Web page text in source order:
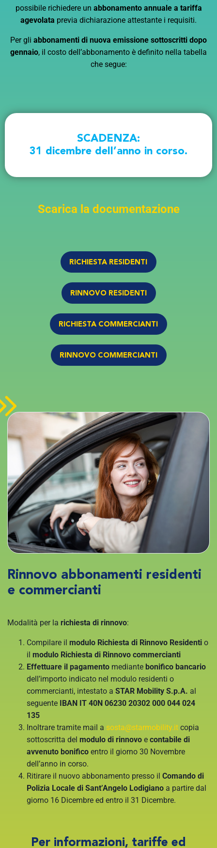
possibile richiedere un abbonamento annuale a tariffa
agevolata previa dichiarazione attestante i requisiti.
Per gli abbonamenti di nuova emissione sottoscritti dopo
gennaio, il costo dell’abbonamento è definito nella tabella
che segue:
SCADENZA:
31 dicembre dell’anno in corso.
Scarica la documentazione
RICHIESTA RESIDENTI
RINNOVO RESIDENTI
RICHIESTA COMMERCIANTI
RINNOVO COMMERCIANTI
Rinnovo abbonamenti residenti
e commercianti
Modalità per la richiesta di rinnovo:
Compilare il modulo Richiesta di Rinnovo Residenti o
il modulo Richiesta di Rinnovo commercianti
Effettuare il pagamento mediante bonifico bancario
dell’importo indicato nel modulo residenti o
commercianti, intestato a STAR Mobility S.p.A. al
seguente
IBAN IT 40N 06230 20302 000 044 024
135
Inoltrare tramite mail a sosta@starmobility.it copia
sottoscritta del modulo di rinnovo e contabile di
avvenuto bonifico entro il giorno 30 Novembre
dell’anno in corso.
Ritirare il nuovo abbonamento presso il Comando di
Polizia Locale di Sant’Angelo Lodigiano a partire dal
giorno 16 Dicembre ed entro il 31 Dicembre.
Per informazioni, tariffe ed